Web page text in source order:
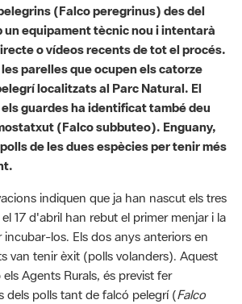
(Falco peregrinus) des del
un equipament tècnic nou i intentarà
o vídeos recents de tot el procés.
parelles que ocupen els catorze
localitzats al Parc Natural. El
guardes ha identificat també deu
(Falco subbuteo). Enguany,
de les dues espècies per tenir més
indiquen que ja han nascut els tres
el 17 d'abril han rebut el primer menjar i la
incubar-los. Els dos anys anteriors en
van tenir èxit (polls volanders). Aquest
Agents Rurals, és previst fer
dels polls tant de falcó pelegrí (Falco